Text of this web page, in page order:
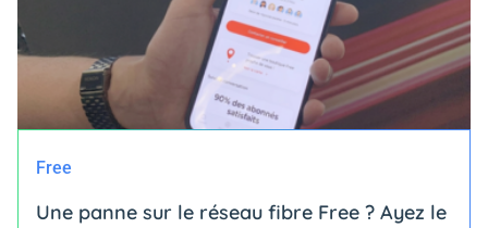
Free
Une panne sur le réseau fibre Free ? Ayez le